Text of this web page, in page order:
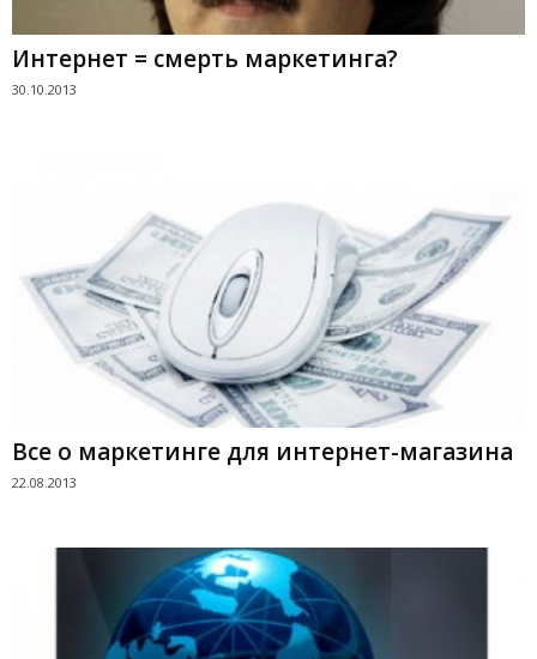
Интернет = смерть маркетинга?
30.10.2013
Все о маркетинге для интернет-магазина
22.08.2013